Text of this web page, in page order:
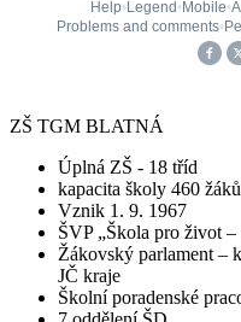
ZŠ TGM BLATNÁ
Úplná ZŠ - 18 tříd
kapacita školy 460 žáků
Vznik 1. 9. 1967
ŠVP „Škola pro život –
Žákovský parlament –
JČ kraje
Školní poradenské